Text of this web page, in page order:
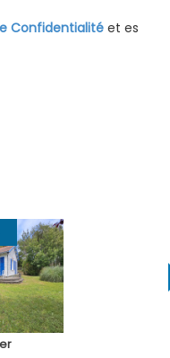
Confidentialitéet es